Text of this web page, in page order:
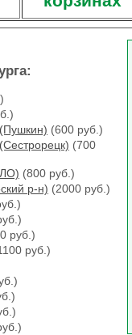
(600 руб.)
(700
(800 руб.)
р-н) (2000 руб.)
руб.)
руб.)